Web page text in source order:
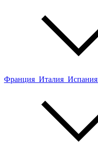
Франция Италия Испания